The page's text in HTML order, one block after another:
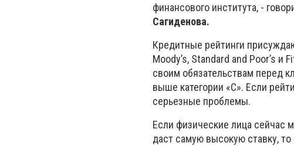
финансового института, -
Сагиденова.
Кредитные рейтинги
Moody’s, Standard and Poor’s и
своим обязательствам перед
выше категории «С». Если
серьезные проблемы.
Если физические лица сейчас
даст самую высокую ставку,